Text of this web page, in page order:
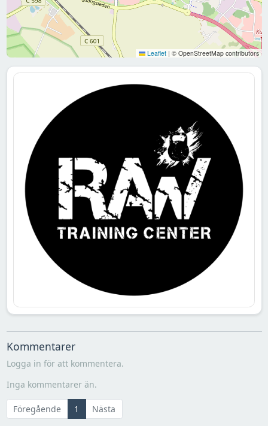
Leaflet | © OpenStreetMap contributors
Kommentarer
Logga in för att kommentera.
Inga kommentarer än.
Föregående 1 Nästa